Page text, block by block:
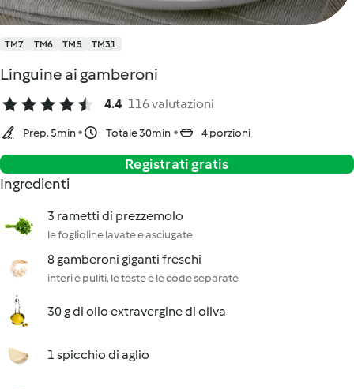
TM7 TM6 TM5 TM31
Linguine ai gamberoni
4.4 116 valutazioni
Prep. 5min Totale 30min 4 porzioni
Registrati gratis
Ingredienti
3 rametti di prezzemolo
le foglioline lavate e asciugate
8 gamberoni giganti freschi
interi e puliti, le teste e le code separate
30 g di olio extravergine di oliva
1 spicchio di aglio